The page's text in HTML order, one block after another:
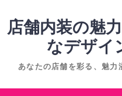
へ
店舗内装の魅
なデザイ
あなたの店舗を彩る、魅力